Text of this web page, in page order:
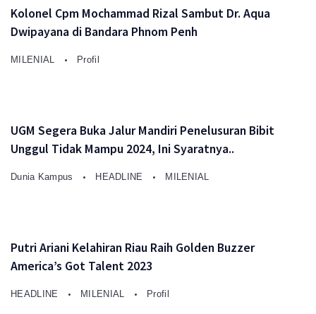
Kolonel Cpm Mochammad Rizal Sambut Dr. Aqua
Dwipayana di Bandara Phnom Penh
MILENIAL Profil
UGM Segera Buka Jalur Mandiri Penelusuran Bibit
Unggul Tidak Mampu 2024, Ini Syaratnya..
Dunia Kampus HEADLINE MILENIAL
Putri Ariani Kelahiran Riau Raih Golden Buzzer
America’s Got Talent 2023
HEADLINE MILENIAL Profil